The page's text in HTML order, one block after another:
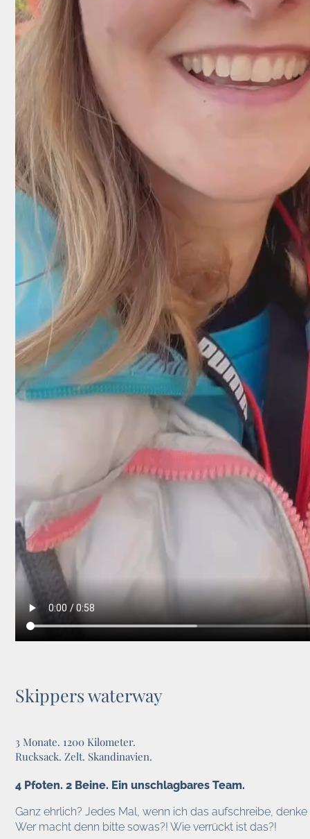
Skippers waterway
3 Monate. 1200 Kilometer.
Rucksack. Zelt. Skandinavien.
4 Pfoten. 2 Beine. Ein unschlagbares Team.
Ganz ehrlich? Jedes Mal, wenn ich das aufschreibe, denke
Wer macht denn bitte sowas?! Wie verrückt ist das?!